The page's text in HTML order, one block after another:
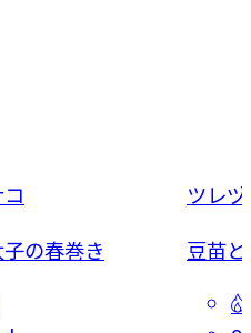
の春巻き
ツレ
豆苗